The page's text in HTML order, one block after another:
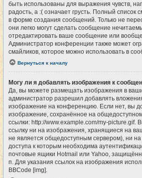
быть использованы для выражения чувств,
радость, а :( означает грусть. Полный список
в форме создания сообщений. Только не
они легко могут сделать сообщение
отредактировать ваше сообщение или
Администратор конференции также может
смайликов, которое можно использовать в
Вернуться к началу
Могу ли я добавлять изображения к
Да, вы можете размещать изображения в
администратор разрешил добавлять
изображение на конференцию. Если нет, вы
изображение, сохранённое на
ссылки: http://www.example.com/my-picture.gif.
ссылку ни на изображения, хранящиеся на
не является общедоступным сервером), ни
доступа к которым необходима
почтовые ящики Hotmail или Yahoo,
п. Для указания ссылок на изображения
BBCode [img].